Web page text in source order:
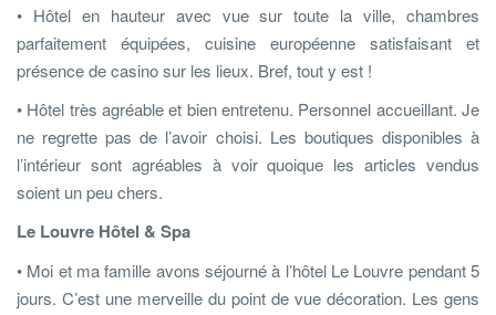
• Hôtel en hauteur avec vue sur toute la ville, chambres
parfaitement équipées, cuisine européenne satisfaisant et
présence de casino sur les lieux. Bref, tout y est !
• Hôtel très agréable et bien entretenu. Personnel accueillant. Je
ne regrette pas de l’avoir choisi. Les boutiques disponibles à
l’intérieur sont agréables à voir quoique les articles vendus
soient un peu chers.
Le Louvre Hôtel & Spa
• Moi et ma famille avons séjourné à l’hôtel Le Louvre pendant 5
jours. C’est une merveille du point de vue décoration. Les gens